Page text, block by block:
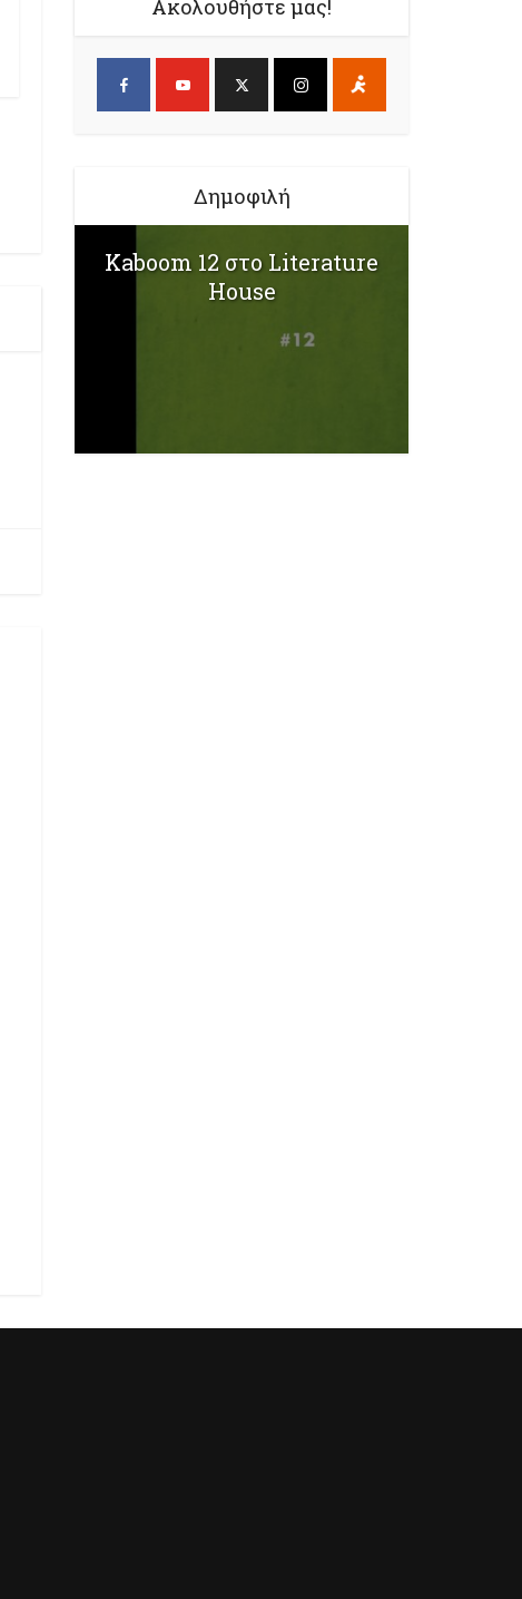
Ακολουθήστε μας!
Δημοφιλή
Kaboom 12 στο Literature
House